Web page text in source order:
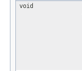
void